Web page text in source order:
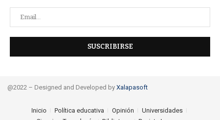
@2022 – Designed and Developed by Xalapasoft
Inicio Política educativa Opinión
Universidades